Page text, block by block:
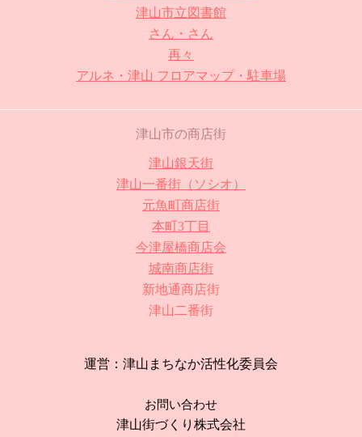
津山市立図書館
さん・さん
再々
アルネ・津山 フロアマップ・駐車場
津山市の商店街
津山銀天街
津山一番街（ソシオ）
元魚町商店街
本町3丁目
今津屋橋商店会
城南商店街
新地通商店街
津山二番街
運営：津山まちなか活性化委員会
お問い合わせ
津山街づくり株式会社